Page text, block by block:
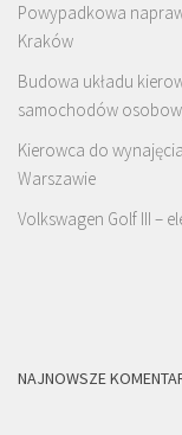
Powypadkowa
Kraków
Budowa układu
samochodów
Kierowca do
Warszawie
Volkswagen Golf III –
NAJNOWSZE